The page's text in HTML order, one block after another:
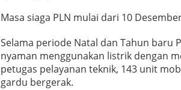
Masa siaga PLN mulai dari 10
Selama periode Natal dan Tahun baru
nyaman menggunakan listrik dengan
petugas pelayanan teknik, 143 unit
gardu bergerak.